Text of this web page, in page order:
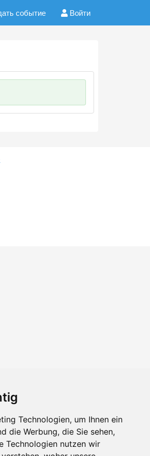
Technologien, um Ihnen ein
die Werbung, die Sie sehen,
Technologien nutzen wir
событие Войти